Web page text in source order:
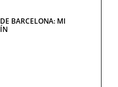
BARCELONA: MI